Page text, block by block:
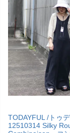
TODAYFUL /トゥ
12510314 Silky